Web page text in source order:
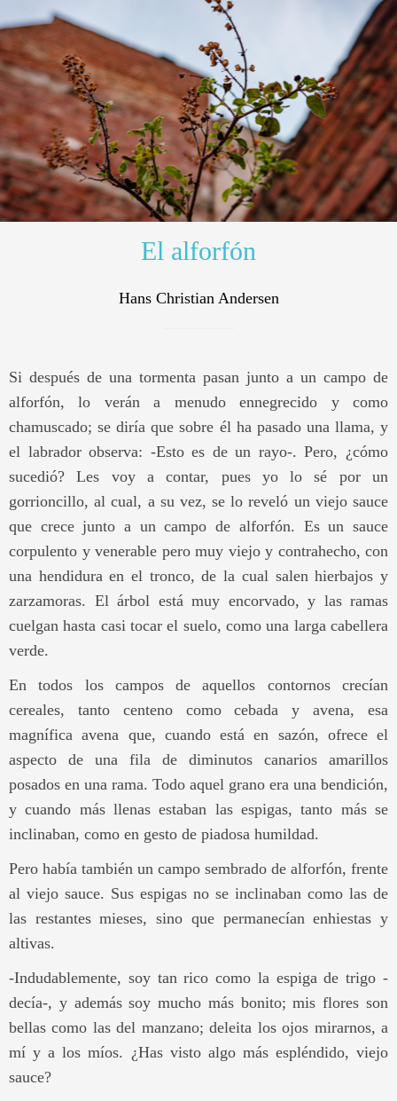
El alforfón
Hans Christian Andersen
Si después de una tormenta pasan junto a un campo de
alforfón, lo verán a menudo ennegrecido y como
chamuscado; se diría que sobre él ha pasado una llama, y
el labrador observa: -Esto es de un rayo-. Pero, ¿cómo
sucedió? Les voy a contar, pues yo lo sé por un
gorrioncillo, al cual, a su vez, se lo reveló un viejo sauce
que crece junto a un campo de alforfón. Es un sauce
corpulento y venerable pero muy viejo y contrahecho, con
una hendidura en el tronco, de la cual salen hierbajos y
zarzamoras. El árbol está muy encorvado, y las ramas
cuelgan hasta casi tocar el suelo, como una larga cabellera
verde.
En todos los campos de aquellos contornos crecían
cereales, tanto centeno como cebada y avena, esa
magnífica avena que, cuando está en sazón, ofrece el
aspecto de una fila de diminutos canarios amarillos
posados en una rama. Todo aquel grano era una bendición,
y cuando más llenas estaban las espigas, tanto más se
inclinaban, como en gesto de piadosa humildad.
Pero había también un campo sembrado de alforfón, frente
al viejo sauce. Sus espigas no se inclinaban como las de
las restantes mieses, sino que permanecían enhiestas y
altivas.
-Indudablemente, soy tan rico como la espiga de trigo -
decía-, y además soy mucho más bonito; mis flores son
bellas como las del manzano; deleita los ojos mirarnos, a
mí y a los míos. ¿Has visto algo más espléndido, viejo
sauce?